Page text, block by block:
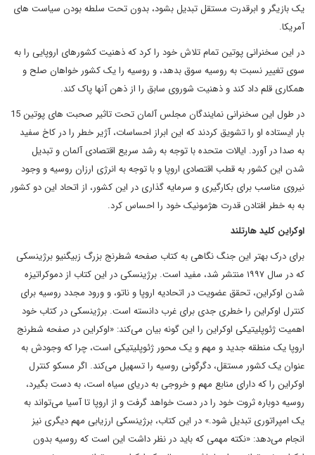
یک بازیگر و ابرقدرت مستقل تبدیل بشود، بدون تحت سلطه بودن سیاست های
آمریکا.
در این سخنرانی پوتین تمام تلاش خود را کرد که ذهنیت کشورهای اروپایی را به
سوی تغییر نسبت به روسیه سوق بدهد، و روسیه را یک کشور خواهان صلح و
همکاری قلم داد کند و ذهنیت شوروی سابق را از ذهن آنها پاک کند.
در طول این سخنرانی نمایندگان مجلس آلمان تحت تاثیر صحبت های پوتین 15
بار ایستاده او را تشویق کردند که این ابراز احساسات، آژیر خطر را در کاخ سفید
به صدا در آورد. ایالات متحده با توجه به رشد سریع اقتصادی آلمان و تبدیل
شدن این کشور به قطب اقتصادی اروپا و با توجه به انرژی ارزان روسیه و وجود
نیروی مناسب برای بکارگیری و سرمایه گذاری در این کشور، از اتحاد این دو کشور
به به خطر افتادن قدرت هژمونیک خود را احساس کرد.
اوکراین کلید هارتلند
برای درک بهتر این جنگ نگاهی به کتاب صفحه شطرنج بزرگ زبیگنیو برژینسکی
که در سال ۱۹۹۷ منتشر شد، مفید است. برژینسکی در این کتاب از دموکراتیزه
شدن اوکراین، تحقق عضویت در اتحادیه اروپا و ناتو، و ورود مجدد روسیه برای
کنترل اوکراین را خطری جدی برای غرب دانسته است. برژینسکی در کتاب خود
اهمیت ژئوپلیتیکی اوکراین را این گونه بیان می‌کند: «اوکراین در صفحه شطرنج
اروپا یک منطقه جدید و مهم و یک محور ژئوپلیتیکی است، چرا که وجودش به
عنوان یک کشور مستقل، دگرگونی روسیه را تسهیل می‌کند. اگر مسکو کنترل
اوکراین را که دارای منابع مهم و خروجی به دریای سیاه است، به دست بگیرد،
روسیه دوباره ثروت خود را در دست خواهد گرفت و از اروپا تا آسیا می‌تواند به
یک امپراتوری تبدیل شود.» در این کتاب، برژینسکی ارزیابی مهم دیگری نیز
انجام می‌دهد: «نکته مهمی که باید در نظر داشت این است که روسیه بدون